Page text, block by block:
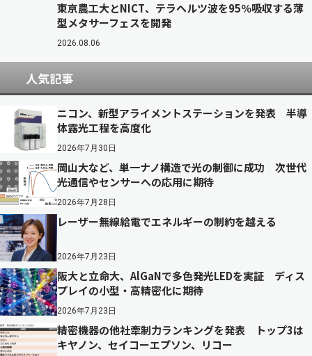
東京農工大とNICT、テラヘルツ波を95％吸収する薄
型メタサーフェスを開発
2026.08.06
人気記事
ニコン、新型アライメントステーションを発表 半導
体露光工程を高度化
2026年7月30日
岡山大など、単一ナノ構造で光の制御に成功 次世代
光通信やセンサーへの応用に期待
2026年7月28日
レーザー無線給電でエネルギーの制約を越える
2026年7月23日
阪大と立命大、AlGaNで多色発光LEDを実証 ディス
プレイの小型・高精密化に期待
2026年7月23日
精密機器の他社牽制力ランキングを発表 トップ3は
キヤノン、セイコーエプソン、リコー